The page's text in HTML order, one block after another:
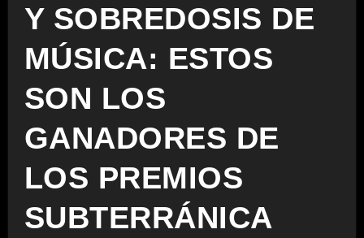
Y SOBREDOSIS DE
MÚSICA: ESTOS
SON LOS
GANADORES DE
LOS PREMIOS
SUBTERRÁNICA